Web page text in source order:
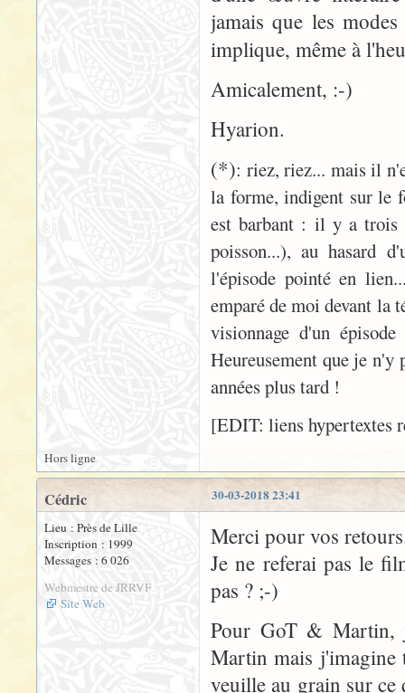
jamais que les
implique, même à
Amicalement, :-)
Hyarion.
(*): riez, riez... mais il
la forme, indigent sur le
est barbant : il y a trois
poisson...), au hasard
l'épisode pointé en
emparé de moi devant la
visionnage d'un
Heureusement que je n'y
années plus tard !
[EDIT: liens hypertextes
Hors ligne
30-03-2018 23:41
Cédric
Lieu : Près de Lille
Inscription : 1999
Messages : 6 026
Webmestre de JRRVF
Site Web
Merci pour vos
Je ne referai pas le
pas ? ;-)
Pour GoT & Martin,
Martin mais j'imagine
veuille au grain sur ce